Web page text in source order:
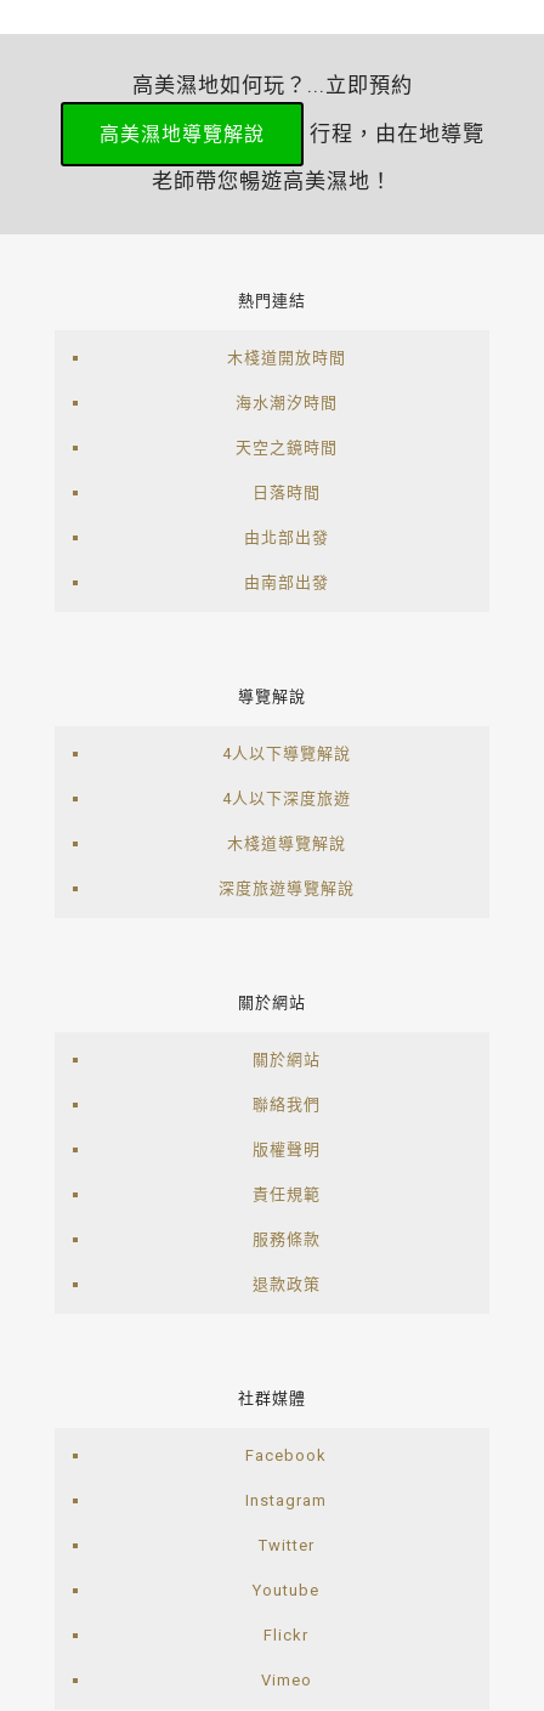
高美濕地如何玩？...立即預約
高美濕地導覽解說
行程，由在地導覽
老師帶您暢遊高美濕地！
熱門連結
木棧道開放時間
海水潮汐時間
天空之鏡時間
日落時間
由北部出發
由南部出發
導覽解說
4人以下導覽解說
4人以下深度旅遊
木棧道導覽解說
深度旅遊導覽解說
關於網站
關於網站
聯絡我們
版權聲明
責任規範
服務條款
退款政策
社群媒體
Facebook
Instagram
Twitter
Youtube
Flickr
Vimeo